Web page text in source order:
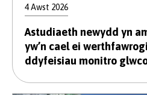
4 Awst 2026
Astudiaeth newydd yn
yw’n cael ei
ddyfeisiau monitro